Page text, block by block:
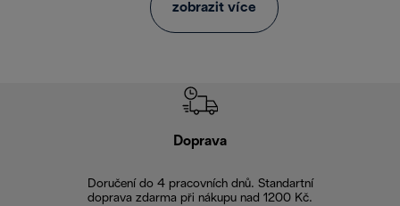
zobrazit více
Doprava
Doručení do 4 pracovních dnů. Standartní
doprava zdarma při nákupu nad 1200 Kč.